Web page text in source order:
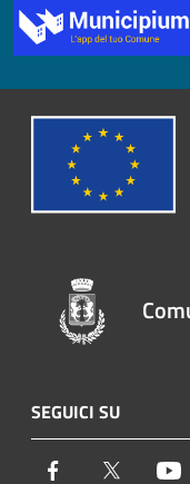
SEGUICI SU
Facebook Twitter